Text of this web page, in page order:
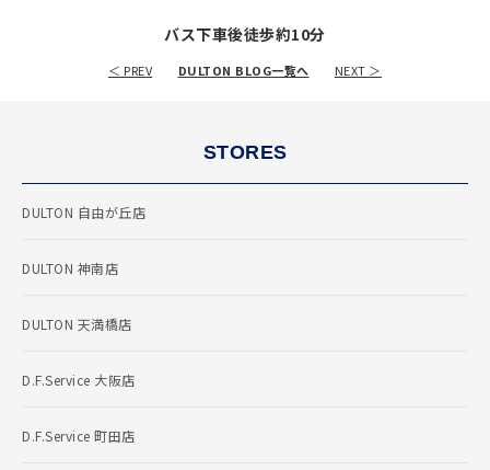
バス下車後徒歩約10分
＜ PREV DULTON BLOG一覧へ NEXT ＞
STORES
DULTON 自由が丘店
DULTON 神南店
DULTON 天満橋店
D.F.Service 大阪店
D.F.Service 町田店